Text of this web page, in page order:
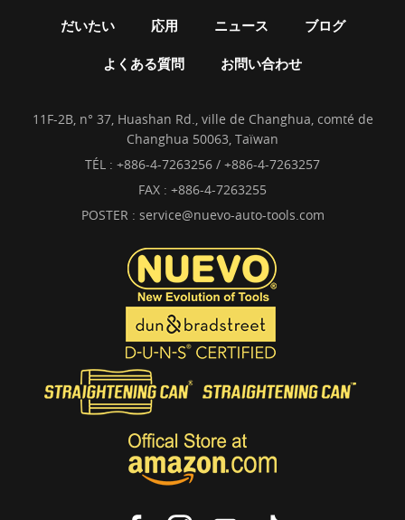
だいたい 応用 ニュース ブログ
よくある質問 お問い合わせ
11F-2B, n° 37, Huashan Rd., ville de Changhua, comté de
Changhua 50063, Taïwan
TÉL : +886-4-7263256 / +886-4-7263257
FAX : +886-4-7263255
POSTER : service@nuevo-auto-tools.com